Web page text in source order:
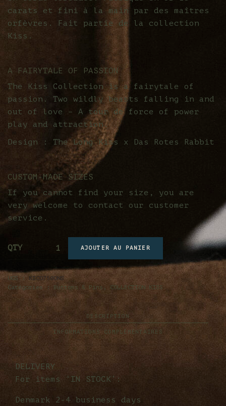
carats et fini à la main par des maîtres
orfèvres. Fait partie de la collection
Kiss.
A FAIRYTALE OF PASSION
The Kiss Collection is a fairytale of
passion. Two wildly beasts falling in and
out of love – A tour de force of power
play and attraction.
Design : The Long Kiss x Das Rotes Rabbit
CUSTOM-MADE SIZES
If you cannot find your size, you are
very welcome to contact our customer
service.
QTY AJOUTER AU PANIER
UGS : KICO750ONS
Catégories : Buttons & Pins , COLLECTION KISS
DESCRIPTION
INFORMATIONS COMPLÉMENTAIRES
DELIVERY
For items ‘IN STOCK’:
Denmark 2-4 business days